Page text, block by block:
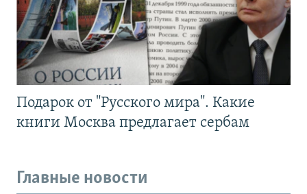
Подарок от "Русского мира". Какие
книги Москва предлагает сербам
Главные новости